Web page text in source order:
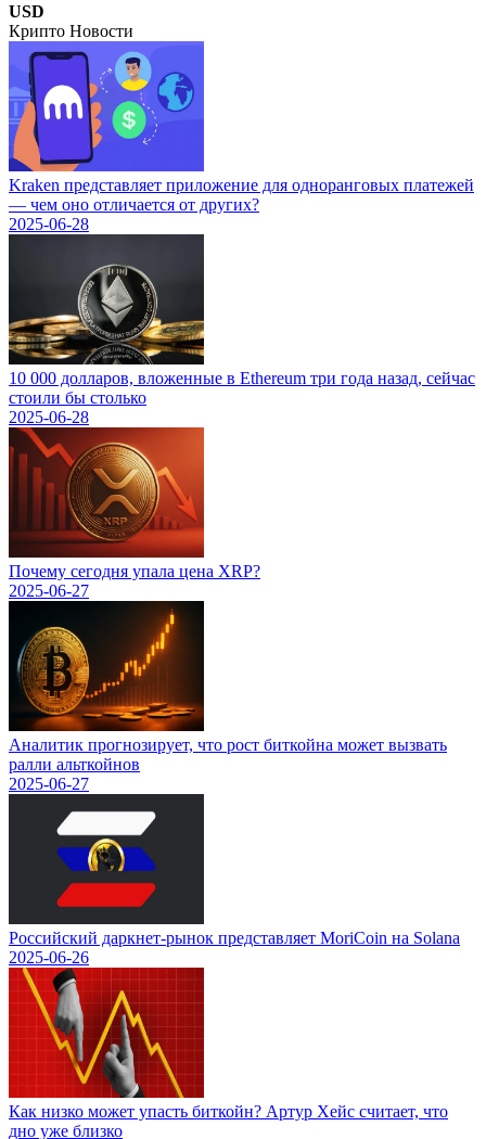
USD
Крипто Новости
Kraken представляет приложение для одноранговых платежей
— чем оно отличается от других?
2025-06-28
10 000 долларов, вложенные в Ethereum три года назад, сейчас
стоили бы столько
2025-06-28
Почему сегодня упала цена XRP?
2025-06-27
Аналитик прогнозирует, что рост биткойна может вызвать
ралли альткойнов
2025-06-27
Российский даркнет-рынок представляет MoriCoin на Solana
2025-06-26
Как низко может упасть биткойн? Артур Хейс считает, что
дно уже близко